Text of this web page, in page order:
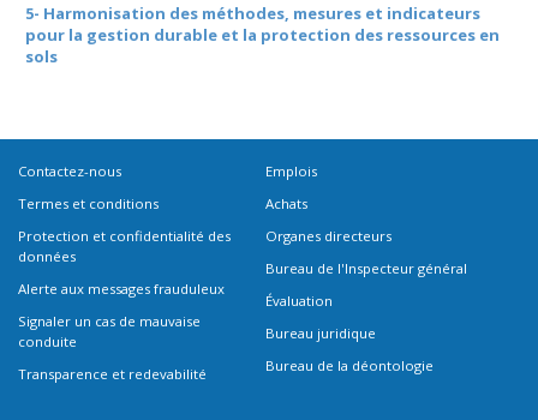
5- Harmonisation des méthodes, mesures et indicateurs
pour la gestion durable et la protection des ressources en
sols
Contactez-nous
Termes et conditions
Protection et confidentialité des
données
Alerte aux messages frauduleux
Signaler un cas de mauvaise
conduite
Transparence et redevabilité
Emplois
Achats
Organes directeurs
Bureau de l'Inspecteur général
Évaluation
Bureau juridique
Bureau de la déontologie